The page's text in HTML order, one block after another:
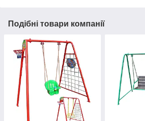
Подібні товари компанії